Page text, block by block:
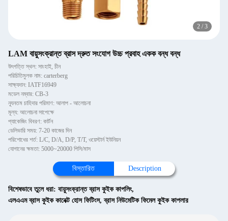
2 / 3
LAM বায়ুসংক্রান্ত ব্রাস দ্রুত সংযোগ উচ্চ প্রবাহ একক বন্ধ বন্ধ
উৎপত্তি স্থল: সাংহাই, চীন
পরিচিতিমুলক নাম: carterberg
সাক্ষ্যদান: IATF16949
মডেল নম্বার: CB-3
ন্যূনতম চাহিদার পরিমাণ: আলাপ - আলোচনা
মূল্য: আলোচনা সাপেক্ষে
প্যাকেজিং বিবরণ: কার্টন
ডেলিভারি সময়: 7-20 কাজের দিন
পরিশোধের শর্ত: L/C, D/A, D/P, T/T, ওয়েস্টার্ন ইউনিয়ন
যোগানের ক্ষমতা: 5000~20000 পিসি/মাস
বিস্তারিত Description
বিশেষভাবে তুলে ধরা: বায়ুসংক্রান্ত ব্রাস কুইক কাপলিং,
এলএএম ব্রাস কুইক কানেক্ট হোস ফিটিংস,ব্রাস নিউমেটিক ফিমেল কুইক কাপলার